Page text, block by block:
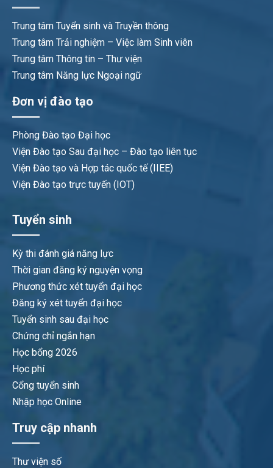
Trung tâm Tuyển sinh và Truyền thông
Trung tâm Trải nghiệm – Việc làm Sinh viên
Trung tâm Thông tin – Thư viện
Trung tâm Năng lực Ngoại ngữ
Đơn vị đào tạo
Phòng Đào tạo Đại học
Viện Đào tạo Sau đại học – Đào tạo liên tục
Viện Đào tạo và Hợp tác quốc tế (IIEE)
Viện Đào tạo trực tuyến (IOT)
Tuyển sinh
Kỳ thi đánh giá năng lực
Thời gian đăng ký nguyện vọng
Phương thức xét tuyển đại học
Đăng ký xét tuyển đại học
Tuyển sinh sau đại học
Chứng chỉ ngắn hạn
Học bổng 2026
Học phí
Cổng tuyển sinh
Nhập học Online
Truy cập nhanh
Thư viện số